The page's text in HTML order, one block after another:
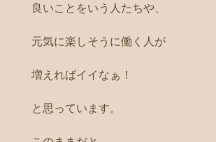
良いことをいう人たちや、
元気に楽しそうに働く人が
増えればイイなぁ！
と思っています。